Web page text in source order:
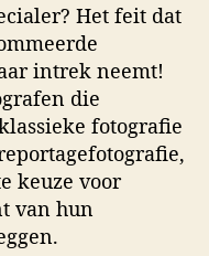
Het feit dat
intrek neemt!
die
fotografie
keuze voor
van hun